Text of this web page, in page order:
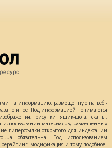
на информацию, размещенную на веб -
иное. Под информацией понимаются
рисунки, ящик-шота, сканы,
использовании материалов, размещенных
гиперссылки открытого для индексации
обязательна. Под использованием
модификация и тому подобное.